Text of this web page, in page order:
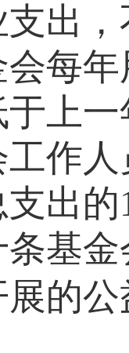
出
每
上
人
出的
基
的